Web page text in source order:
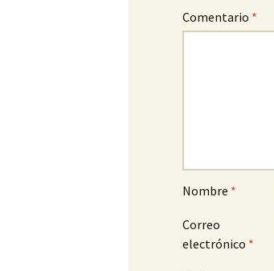
Comentario *
Nombre *
Correo
electrónico *